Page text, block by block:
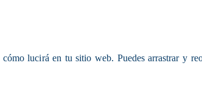
lucirá en tu sitio web. Puedes arrastrar y